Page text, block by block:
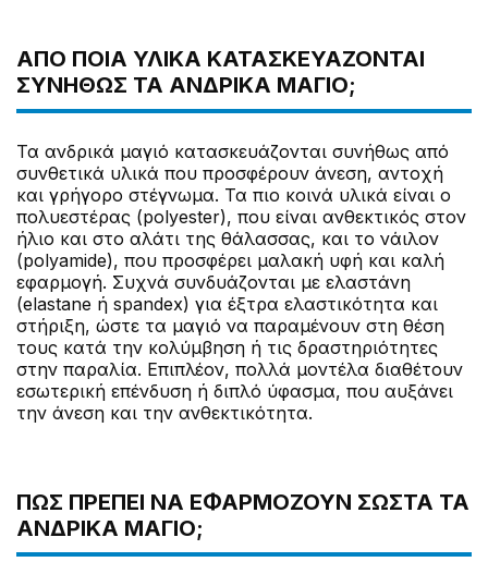
ΑΠΌ ΠΟΙΑ ΥΛΙΚΆ ΚΑΤΑΣΚΕΥΆΖΟΝΤΑΙ
ΣΥΝΉΘΩΣ ΤΑ ΑΝΔΡΙΚΆ ΜΑΓΙΌ;
Τα ανδρικά μαγιό κατασκευάζονται συνήθως από
συνθετικά υλικά που προσφέρουν άνεση, αντοχή
και γρήγορο στέγνωμα. Τα πιο κοινά υλικά είναι ο
πολυεστέρας (polyester), που είναι ανθεκτικός στον
ήλιο και στο αλάτι της θάλασσας, και το νάιλον
(polyamide), που προσφέρει μαλακή υφή και καλή
εφαρμογή. Συχνά συνδυάζονται με ελαστάνη
(elastane ή spandex) για έξτρα ελαστικότητα και
στήριξη, ώστε τα μαγιό να παραμένουν στη θέση
τους κατά την κολύμβηση ή τις δραστηριότητες
στην παραλία. Επιπλέον, πολλά μοντέλα διαθέτουν
εσωτερική επένδυση ή διπλό ύφασμα, που αυξάνει
την άνεση και την ανθεκτικότητα.
ΠΏΣ ΠΡΈΠΕΙ ΝΑ ΕΦΑΡΜΌΖΟΥΝ ΣΩΣΤΆ ΤΑ
ΑΝΔΡΙΚΆ ΜΑΓΙΌ;